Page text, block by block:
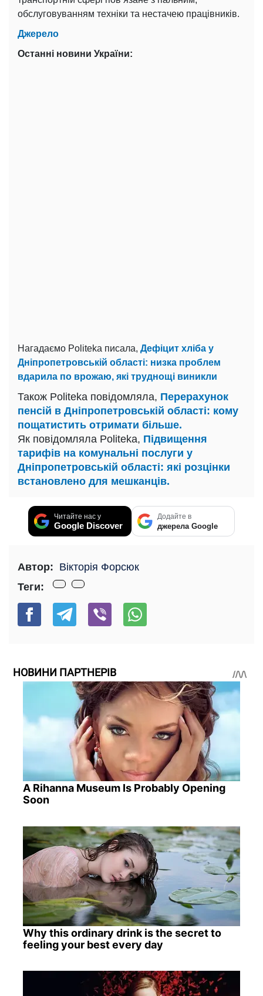
обслуговуванням техніки та нестачею працівників.
Джерело
Останні новини України:
Нагадаємо Politeka писала, Дефіцит хліба у
Дніпропетровській області: низка проблем
вдарила по врожаю, які труднощі виникли
Також Politeka повідомляла, Перерахунок
пенсій в Дніпропетровській області: кому
пощатистить отримати більше.
Як повідомляла Politeka, Підвищення
тарифів на комунальні послуги у
Дніпропетровській області: які розцінки
встановлено для мешканців.
Читайте нас у
Google Discover
Додайте в
джерела Google
Автор: Вікторія Форсюк
Теги:
НОВИНИ ПАРТНЕРІВ
A Rihanna Museum Is Probably Opening
Soon
Why this ordinary drink is the secret to
feeling your best every day